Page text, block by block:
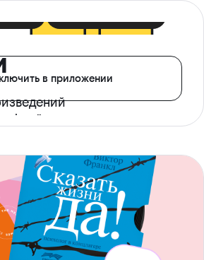
офлайн
в приложении